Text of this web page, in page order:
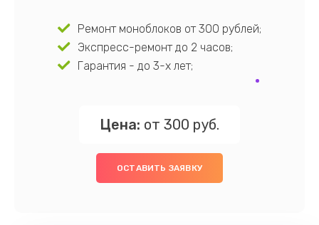
Ремонт моноблоков от 300 рублей;
Экспресс-ремонт до 2 часов;
Гарантия - до 3-х лет;
Цена: от 300 руб.
ОСТАВИТЬ ЗАЯВКУ